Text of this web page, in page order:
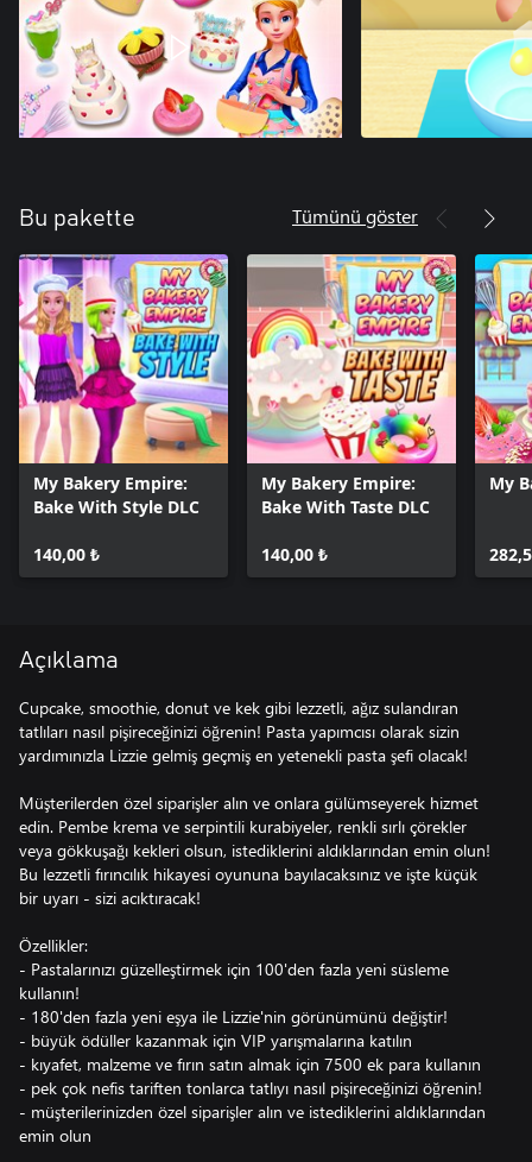
Bu pakette Tümünü göster
My Bakery Empire:
Bake With Style DLC
140,00 ₺
My Bakery Empire:
Bake With Taste DLC
140,00 ₺
My
Açıklama
Cupcake, smoothie, donut ve kek gibi lezzetli, ağız sulandıran
tatlıları nasıl pişireceğinizi öğrenin! Pasta yapımcısı olarak sizin
yardımınızla Lizzie gelmiş geçmiş en yetenekli pasta şefi olacak!
Müşterilerden özel siparişler alın ve onlara gülümseyerek hizmet
edin. Pembe krema ve serpintili kurabiyeler, renkli sırlı çörekler
veya gökkuşağı kekleri olsun, istediklerini aldıklarından emin olun!
Bu lezzetli fırıncılık hikayesi oyununa bayılacaksınız ve işte küçük
bir uyarı - sizi acıktıracak!
Özellikler:
- Pastalarınızı güzelleştirmek için 100'den fazla yeni süsleme
kullanın!
- 180'den fazla yeni eşya ile Lizzie'nin görünümünü değiştir!
- büyük ödüller kazanmak için VIP yarışmalarına katılın
- kıyafet, malzeme ve fırın satın almak için 7500 ek para kullanın
- pek çok nefis tariften tonlarca tatlıyı nasıl pişireceğinizi öğrenin!
- müşterilerinizden özel siparişler alın ve istediklerini aldıklarından
emin olun